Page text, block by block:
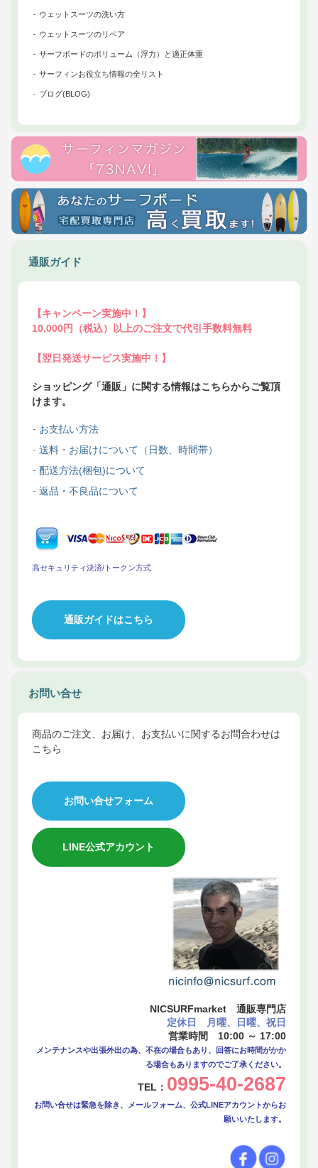
ウェットスーツの洗い方
ウェットスーツのリペア
サーフボードのボリューム（浮力）と適正体重
サーフィンお役立ち情報の全リスト
ブログ(BLOG)
通販ガイド
【キャンペーン実施中！】
10,000円（税込）以上のご注文で代引手数料無料
【翌日発送サービス実施中！】
ショッピング「通販」に関する情報はこちらからご覧頂
けます。
お支払い方法
送料・お届けについて（日数、時間帯）
配送方法(梱包)について
返品・不良品について
高セキュリティ決済/トークン方式
通販ガイドはこちら
お問い合せ
商品のご注文、お届け、お支払いに関するお問合わせは
こちら
お問い合せフォーム
LINE公式アカウント
NICSURFmarket 通販専門店
定休日 月曜、日曜、祝日
営業時間 10:00 ～ 17:00
メンテナンスや出張外出の為、不在の場合もあり、回答にお時間がかか
る場合もありますのでご了承ください。
TEL： 0995-40-2687
お問い合せは緊急を除き、メールフォーム、公式LINEアカウントからお
願いいたします。